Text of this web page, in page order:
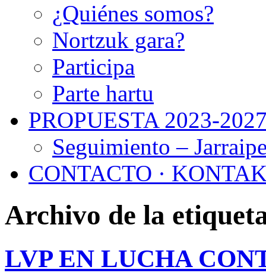
¿Quiénes somos?
Nortzuk gara?
Participa
Parte hartu
PROPUESTA 2023-
Seguimiento –
CONTACTO ·
Archivo de la
LVP EN LUCHA